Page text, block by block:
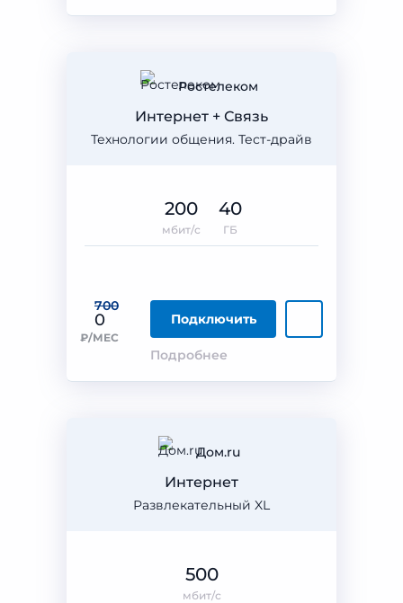
Ростелеком
Технологии общения. Тест-драйв
Интернет + Связь
700
0
₽/МЕС
Подключить
Подробнее
200
мбит/с
40
ГБ
Дом.ru
Развлекательный XL
Интернет
500
мбит/с